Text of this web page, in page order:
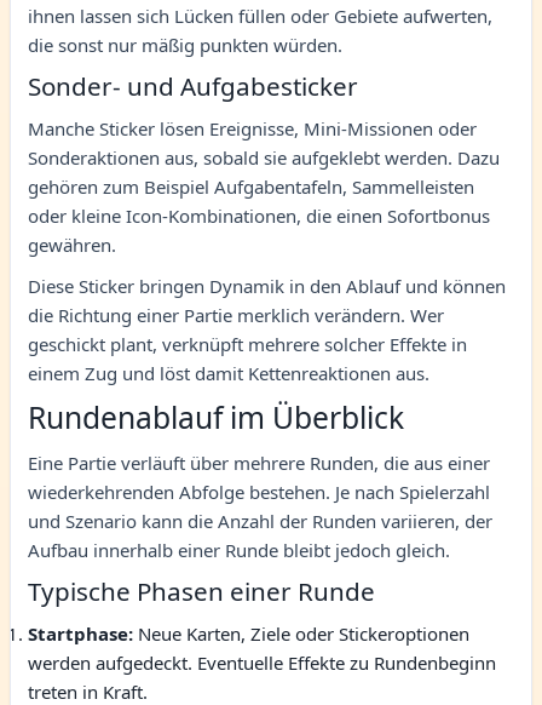
ihnen lassen sich Lücken füllen oder Gebiete aufwerten,
die sonst nur mäßig punkten würden.
Sonder- und Aufgabesticker
Manche Sticker lösen Ereignisse, Mini-Missionen oder
Sonderaktionen aus, sobald sie aufgeklebt werden. Dazu
gehören zum Beispiel Aufgabentafeln, Sammelleisten
oder kleine Icon-Kombinationen, die einen Sofortbonus
gewähren.
Diese Sticker bringen Dynamik in den Ablauf und können
die Richtung einer Partie merklich verändern. Wer
geschickt plant, verknüpft mehrere solcher Effekte in
einem Zug und löst damit Kettenreaktionen aus.
Rundenablauf im Überblick
Eine Partie verläuft über mehrere Runden, die aus einer
wiederkehrenden Abfolge bestehen. Je nach Spielerzahl
und Szenario kann die Anzahl der Runden variieren, der
Aufbau innerhalb einer Runde bleibt jedoch gleich.
Typische Phasen einer Runde
Startphase: Neue Karten, Ziele oder Stickeroptionen
werden aufgedeckt. Eventuelle Effekte zu Rundenbeginn
treten in Kraft.